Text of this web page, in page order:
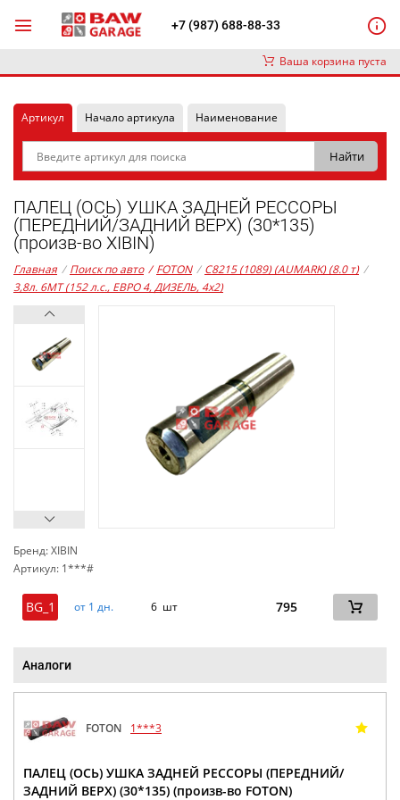
+7 (987) 688-88-33
Ваша корзина пуста
Артикул Начало артикула Наименование
ПАЛЕЦ (ОСЬ) УШКА ЗАДНЕЙ РЕССОРЫ
(ПЕРЕДНИЙ/ЗАДНИЙ ВЕРХ) (30*135)
(произв-во XIBIN)
Главная / Поиск по авто / FOTON / C8215 (1089) (AUMARK) (8.0 т) /
3,8л. 6MT (152 л.с., ЕВРО 4, ДИЗЕЛЬ, 4x2)
Бренд: XIBIN
Артикул: 1***#
BG_1 от 1 дн. 6 шт 795
Аналоги
FOTON 1***3
ПАЛЕЦ (ОСЬ) УШКА ЗАДНЕЙ РЕССОРЫ (ПЕРЕДНИЙ/
ЗАДНИЙ ВЕРХ) (30*135) (произв-во FOTON)